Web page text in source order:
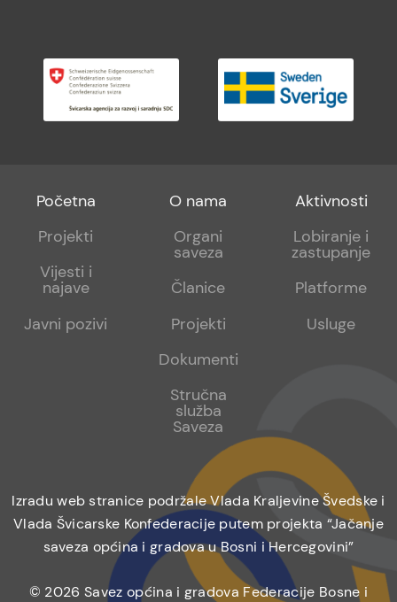
Footer
menu
Početna
Projekti
Vijesti i
najave
Javni pozivi
Footer
sub
O nama
Organi
saveza
Članice
Projekti
Dokumenti
Stručna
služba
Saveza
Footer
sub
Aktivnosti
Lobiranje i
zastupanje
Platforme
Usluge
Izradu web stranice podržale Vlada Kraljevine Švedske i
Vlada Švicarske Konfederacije putem projekta “Jačanje
saveza općina i gradova u Bosni i Hercegovini”
© 2026 Savez općina i gradova Federacije Bosne i